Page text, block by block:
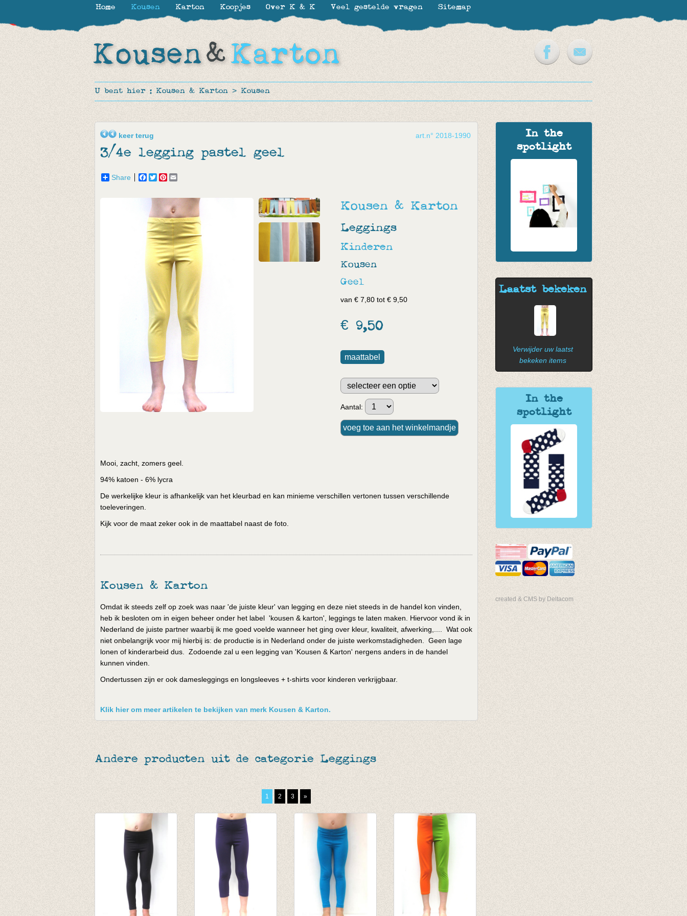
U bent hier : Kousen & Karton > Kousen
In the
spotlight
Laatst bekeken
Verwijder uw laatst
bekeken items
In the
spotlight
created & CMS by Deltacom
art.n° 2018-1990
keer terug
3/4e legging pastel geel
Share Facebook
TwitterPinterest
Kousen & Karton
Leggings
Kinderen
Kousen
Geel
van € 7,80 tot € 9,50
€ 9,50
maattabel
Aantal:
Mooi, zacht, zomers geel.
94% katoen - 6% lycra
De werkelijke kleur is afhankelijk van het kleurbad en kan minieme verschillen vertonen tussen verschillende
toeleveringen.
Kijk voor de maat zeker ook in de maattabel naast de foto.
Kousen & Karton
Omdat ik steeds zelf op zoek was naar 'de juiste kleur' van legging en deze niet steeds in de handel kon vinden,
heb ik besloten om in eigen beheer onder het label 'kousen & karton', leggings te laten maken. Hiervoor vond ik in
Nederland de juiste partner waarbij ik me goed voelde wanneer het ging over kleur, kwaliteit, afwerking,.... Wat ook
niet onbelangrijk voor mij hierbij is: de productie is in Nederland onder de juiste werkomstadigheden. Geen lage
lonen of kinderarbeid dus. Zodoende zal u een legging van 'Kousen & Karton' nergens anders in de handel
kunnen vinden.
Ondertussen zijn er ook damesleggings en longsleeves + t-shirts voor kinderen verkrijgbaar.
Klik hier om meer artikelen te bekijken van merk Kousen & Karton.
Andere producten uit de categorie Leggings
1 2 3 »
Home Kousen Karton Koopjes Over K & K Veel gestelde vragen Sitemap